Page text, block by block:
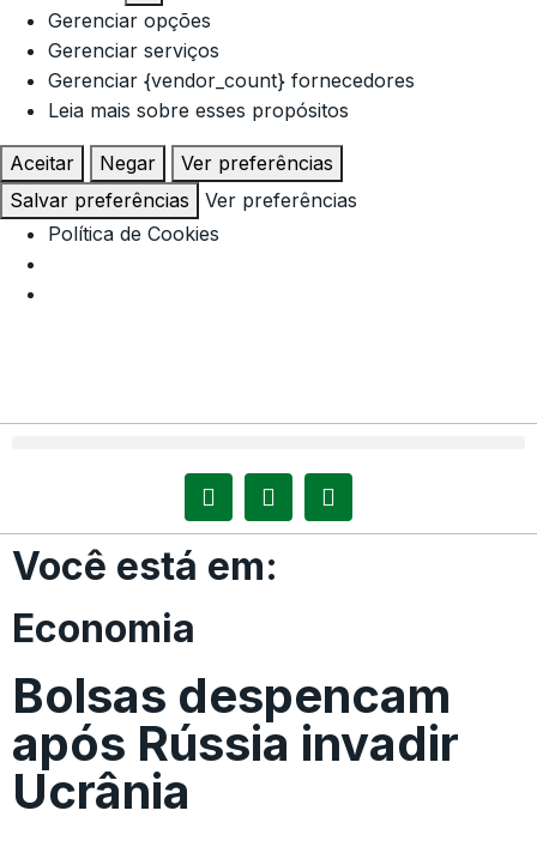
Gerenciar opções
Gerenciar serviços
Gerenciar {vendor_count} fornecedores
Leia mais sobre esses propósitos
Aceitar Negar
Ver preferências
Salvar preferências
Ver preferências
Política de Cookies
Você está em:
Economia
Bolsas despencam
após Rússia invadir
Ucrânia